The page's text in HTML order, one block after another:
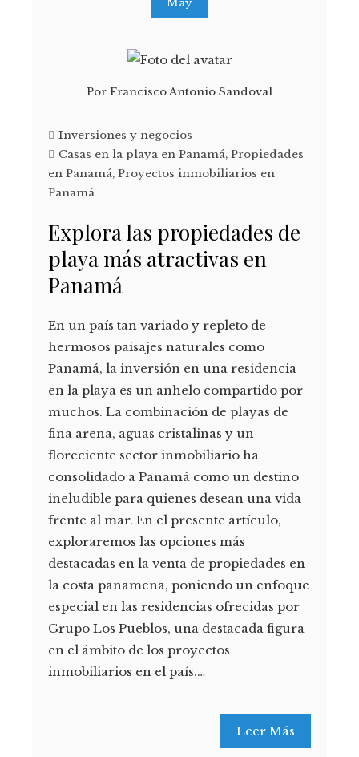
Por Francisco Antonio Sandoval
Inversiones y negocios
Casas en la playa en Panamá, Propiedades
en Panamá, Proyectos inmobiliarios en
Panamá
Explora las propiedades de
playa más atractivas en
Panamá
En un país tan variado y repleto de
hermosos paisajes naturales como
Panamá, la inversión en una residencia
en la playa es un anhelo compartido por
muchos. La combinación de playas de
fina arena, aguas cristalinas y un
floreciente sector inmobiliario ha
consolidado a Panamá como un destino
ineludible para quienes desean una vida
frente al mar. En el presente artículo,
exploraremos las opciones más
destacadas en la venta de propiedades en
la costa panameña, poniendo un enfoque
especial en las residencias ofrecidas por
Grupo Los Pueblos, una destacada figura
en el ámbito de los proyectos
inmobiliarios en el país.…
Leer Más